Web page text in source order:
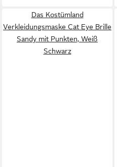
Das Kostümland
Verkleidungsmaske Cat Eye Brille
Sandy mit Punkten, Weiß
Schwarz